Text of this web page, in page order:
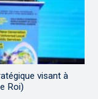
visant à
Roi)